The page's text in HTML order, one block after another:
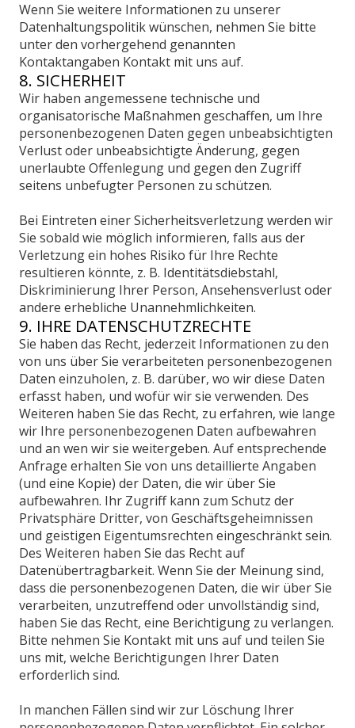
Wenn Sie weitere Informationen zu unserer
Datenhaltungspolitik wünschen, nehmen Sie bitte
unter den vorhergehend genannten
Kontaktangaben Kontakt mit uns auf.
8. SICHERHEIT
Wir haben angemessene technische und
organisatorische Maßnahmen geschaffen, um Ihre
personenbezogenen Daten gegen unbeabsichtigten
Verlust oder unbeabsichtigte Änderung, gegen
unerlaubte Offenlegung und gegen den Zugriff
seitens unbefugter Personen zu schützen.
Bei Eintreten einer Sicherheitsverletzung werden wir
Sie sobald wie möglich informieren, falls aus der
Verletzung ein hohes Risiko für Ihre Rechte
resultieren könnte, z. B. Identitätsdiebstahl,
Diskriminierung Ihrer Person, Ansehensverlust oder
andere erhebliche Unannehmlichkeiten.
9. IHRE DATENSCHUTZRECHTE
Sie haben das Recht, jederzeit Informationen zu den
von uns über Sie verarbeiteten personenbezogenen
Daten einzuholen, z. B. darüber, wo wir diese Daten
erfasst haben, und wofür wir sie verwenden. Des
Weiteren haben Sie das Recht, zu erfahren, wie lange
wir Ihre personenbezogenen Daten aufbewahren
und an wen wir sie weitergeben. Auf entsprechende
Anfrage erhalten Sie von uns detaillierte Angaben
(und eine Kopie) der Daten, die wir über Sie
aufbewahren. Ihr Zugriff kann zum Schutz der
Privatsphäre Dritter, von Geschäftsgeheimnissen
und geistigen Eigentumsrechten eingeschränkt sein.
Des Weiteren haben Sie das Recht auf
Datenübertragbarkeit. Wenn Sie der Meinung sind,
dass die personenbezogenen Daten, die wir über Sie
verarbeiten, unzutreffend oder unvollständig sind,
haben Sie das Recht, eine Berichtigung zu verlangen.
Bitte nehmen Sie Kontakt mit uns auf und teilen Sie
uns mit, welche Berichtigungen Ihrer Daten
erforderlich sind.
In manchen Fällen sind wir zur Löschung Ihrer